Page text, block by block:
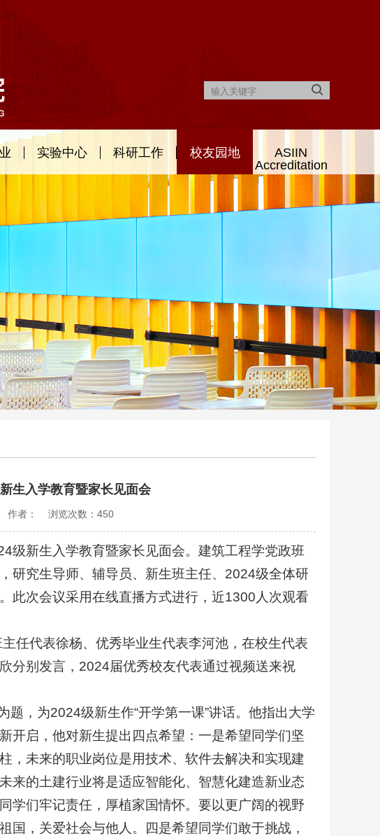
实验中心 科研工作 校友园地
ASIIN
Accreditation
生入学教育暨家长见面会
作者： 浏览次数： 450
级新生入学教育暨家长见面会。建筑工程学党政班
研究生导师、辅导员、新生班主任、2024级全体研
此次会议采用在线直播方式进行，近1300人次观看
任代表徐杨、优秀毕业生代表李河池，在校生代表
分别发言，2024届优秀校友代表通过视频送来祝
题，为2024级新生作“开学第一课”讲话。他指出大学
开启，他对新生提出四点希望：一是希望同学们坚
，未来的职业岗位是用技术、软件去解决和实现建
来的土建行业将是适应智能化、智慧化建造新业态
学们牢记责任，厚植家国情怀。要以更广阔的视野
国，关爱社会与他人。四是希望同学们敢于挑战，